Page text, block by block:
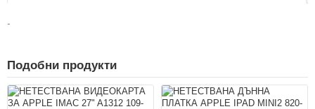
-
Подобни продукти